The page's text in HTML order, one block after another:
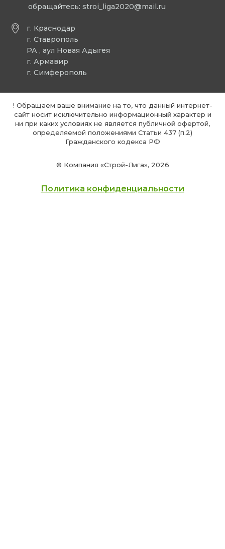
г. Краснодар
г. Ставрополь
РА , аул Новая Адыгея
г. Армавир
г. Симферополь
обращайтесь: stroi_liga2020@mail.ru
© Компания «Строй-Лига», 2026
! Обращаем ваше внимание на то, что данный интернет-
сайт носит исключительно информационный характер и
ни при каких условиях не является публичной офертой,
определяемой положениями Статьи 437 (п.2)
Гражданского кодекса РФ
Политика конфиденциальности